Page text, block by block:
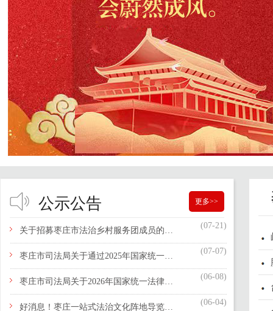
公示公告 更多>>
关于招募枣庄市法治乡村服务团成员的通知
(07-21)
枣庄市司法局关于通过2025年国家统一法律职业资格考试的2026年应届毕业生申请授予法律职业资格相关事宜的公告
(07-07)
枣庄市司法局关于2026年国家统一法律职业资格考试有关事项的公告
(06-08)
好消息！枣庄一站式法治文化阵地导览平台上线啦！
(06-04)